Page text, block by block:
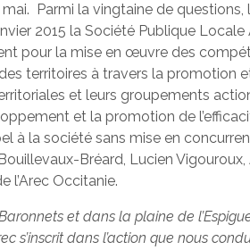
Parmi la vingtaine de questions,
2015 la Société Publique
pour la mise en œuvre des
territoires à travers la
et leurs groupements
et la promotion de
à la société sans mise en
Bréard, Lucien
l’Arec Occitanie.
et dans la plaine de
s’inscrit dans l’action que nous